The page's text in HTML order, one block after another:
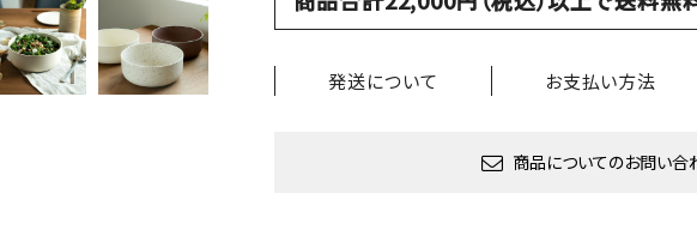
発送について お支払い方法
商品についてのお問い合